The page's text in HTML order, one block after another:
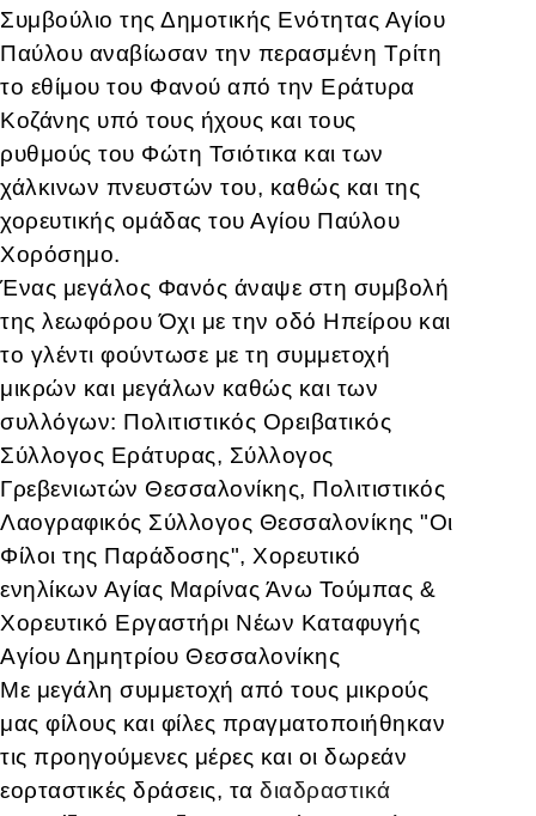
Συμβούλιο της Δημοτικής Ενότητας Αγίου
Παύλου αναβίωσαν την περασμένη Τρίτη
το εθίμου του Φανού από την Εράτυρα
Κοζάνης υπό τους ήχους και τους
ρυθμούς του Φώτη Τσιότικα και των
χάλκινων πνευστών του, καθώς και της
χορευτικής ομάδας του Αγίου Παύλου
Χορόσημο.
Ένας μεγάλος Φανός άναψε στη συμβολή
της λεωφόρου Όχι με την οδό Ηπείρου και
το γλέντι φούντωσε με τη συμμετοχή
μικρών και μεγάλων καθώς και των
συλλόγων: Πολιτιστικός Ορειβατικός
Σύλλογος Εράτυρας, Σύλλογος
Γρεβενιωτών Θεσσαλονίκης, Πολιτιστικός
Λαογραφικός Σύλλογος Θεσσαλονίκης "Οι
Φίλοι της Παράδοσης", Χορευτικό
ενηλίκων Αγίας Μαρίνας Άνω Τούμπας &
Χορευτικό Εργαστήρι Νέων Καταφυγής
Αγίου Δημητρίου Θεσσαλονίκης
Με μεγάλη συμμετοχή από τους μικρούς
μας φίλους και φίλες πραγματοποιήθηκαν
τις προηγούμενες μέρες και οι δωρεάν
εορταστικές δράσεις, τα διαδραστικά